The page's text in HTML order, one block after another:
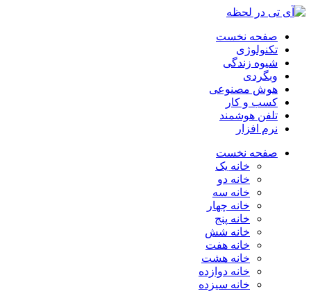
صفحه نخست
تکنولوژی
شیوه زندگی
وبگردی
هوش مصنوعی
کسب و کار
تلفن هوشمند
نرم افزار
صفحه نخست
خانه یک
خانه دو
خانه سه
خانه چهار
خانه پنج
خانه شش
خانه هفت
خانه هشت
خانه دوازده
خانه سیزده